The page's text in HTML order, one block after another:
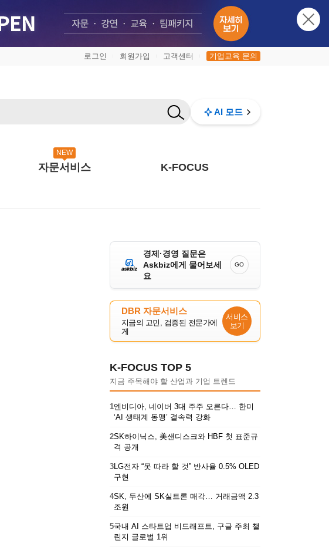
로그인 회원가입 고객센터 기업교육 문의
AI 모드
NEW
자문서비스 K-FOCUS
경제·경영 질문은
Askbiz에게 물어보세
요
GO
DBR 자문서비스
지금의 고민, 검증된 전문가에
게
서비스
보기
K-FOCUS TOP 5
지금 주목해야 할 산업과 기업 트렌드
1엔비디아, 네이버 3대 주주 오른다… 한미
‘AI 생태계 동맹’ 결속력 강화
2SK하이닉스, 美샌디스크와 HBF 첫 표준규
격 공개
3LG전자 “못 따라 할 것” 반사율 0.5% OLED
구현
4SK, 두산에 SK실트론 매각… 거래금액 2.3
조원
5국내 AI 스타트업 비드래프트, 구글 주최 챌
린지 글로벌 1위